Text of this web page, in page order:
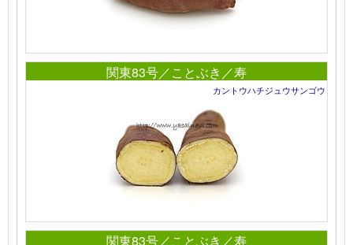
関東83号／ことぶき／寿
カントウハチジュウサンゴウ
関東83号／ことぶき／寿